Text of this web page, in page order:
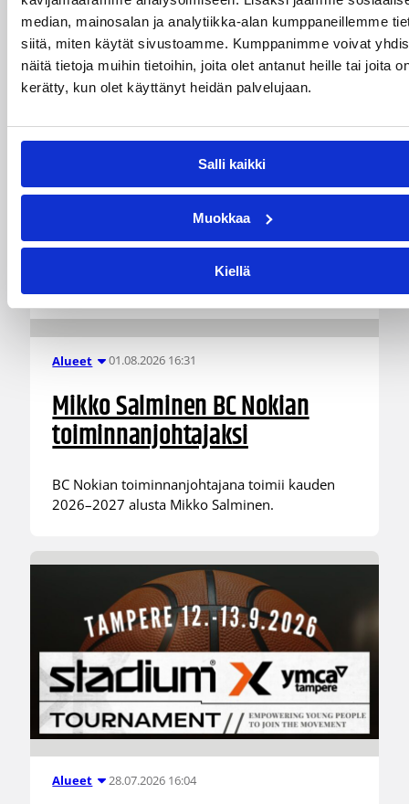
median, mainosalan ja analytiikka-alan kumppaneillemme
siitä, miten käytät sivustoamme. Kumppanimme voivat
näitä tietoja muihin tietoihin, joita olet antanut heille tai joita
kerätty, kun olet käyttänyt heidän palvelujaan.
Salli kaikki
Muokkaa
Kiellä
Koripallon kansainvälinen turnaus Delfin Basket
pelataan Tampereella tänä viikonloppuna.
Järjestyksessään 39. turnaus kerää yhteen 200
joukkuetta ja tuhansia koripallon ystäviä niin
Suomesta kuin ulkomailta.
Alueet 01.08.2026 16:31
Mikko Salminen BC Nokian
toiminnanjohtajaksi
BC Nokian toiminnanjohtajana toimii kauden
2026–2027 alusta Mikko Salminen.
Alueet 28.07.2026 16:04